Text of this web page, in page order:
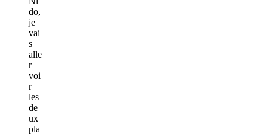
do,
je
vai
s
alle
r
voi
r
les
de
ux
pla